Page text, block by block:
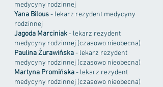
medycyny rodzinnej
Yana Bilous- lekarz rezydent medycyny
rodzinnej
Jagoda Marciniak- lekarz rezydent
medycyny rodzinnej (czasowo nieobecna)
Paulina Żurawińska- lekarz rezydent
medycyny rodzinnej (czasowo nieobecna)​
Martyna Promińska- lekarz rezydent
medycyny rodzinnej (czasowo nieobecna)​